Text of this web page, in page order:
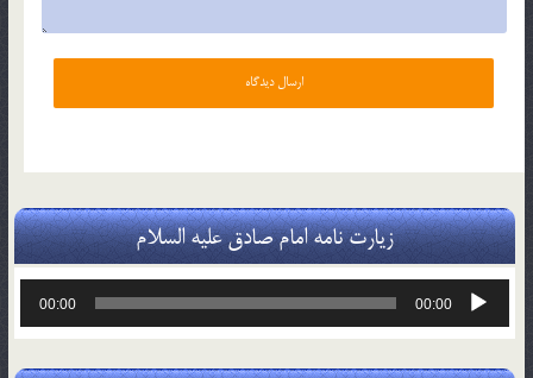
زیارت نامه امام صادق علیه السلام
پخش‌کننده
00:00
00:00